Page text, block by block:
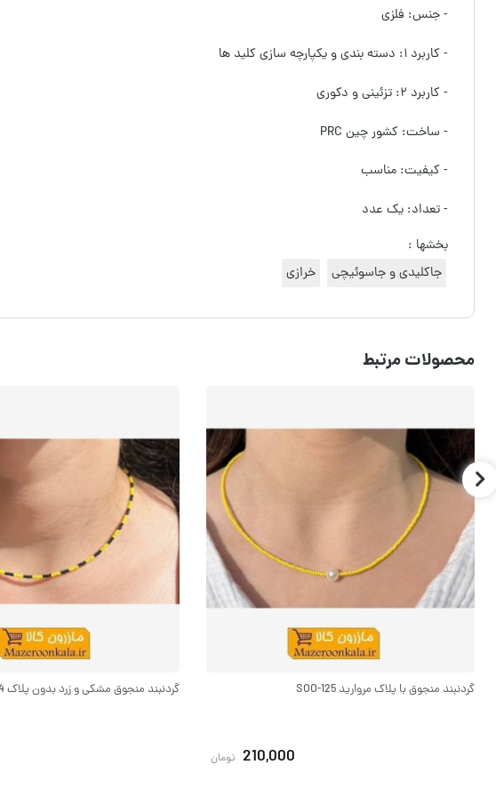
- جنس: فلزی
- کاربرد ۱: دسته بندی و یکپارچه سازی کلید ها
- کاربرد ۲: تزئینی و دکوری
- ساخت: کشور چین PRC
- کیفیت: مناسب
- تعداد: یک عدد
بخشها :
جاکلیدی و جاسوئیچی
خرازی
محصولات مرتبط
گردنبند منجوق با پلاک مروارید SOO-125
210,000 تومان
گردنبند منجوق مشکی و زرد بدون پلاک SOO-124